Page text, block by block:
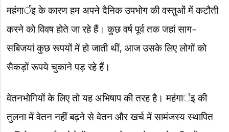
महंगार्इ के कारण हम अपने दैनिक उपभोग की वस्तुओं में कटौती
करने को विवष होते जा रहे हैं। कुछ वर्ष पूर्व तक जहां साग-
सबिजयां कुछ रूपयों में हो जाती थीं, आज उसके लिए लोगों को
सैकड़ों रूपये चुकाने पड़ रहे हैं।
वेतनभोगियों के लिए तो यह अभिषाप की तरह है। महंगार्इ की
तुलना में वेतन नहीं बढ़ने से वेतन और खर्च में सामंजस्य स्थापित